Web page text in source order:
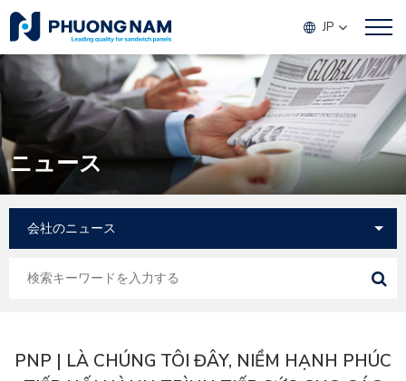
JP
ニュース
PNP | LÀ CHÚNG TÔI ĐÂY, NIỀM HẠNH PHÚC